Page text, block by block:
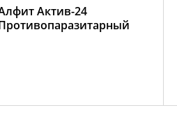
Актив-24